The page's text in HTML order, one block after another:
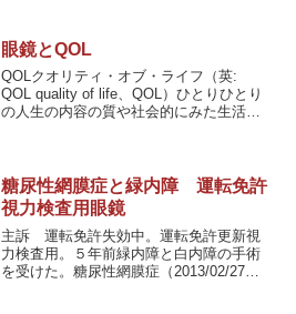
眼鏡とQOL
QOLクオリティ・オブ・ライフ（英:
QOL quality of life、QOL）ひとりひとり
の人生の内容の質や社会的にみた生活の
く関わり合いを持ちます。
糖尿性網膜症と緑内障 運転免許
視力検査用眼鏡
主訴 運転免許失効中。運転免許更新視
力検査用。５年前緑内障と白内障の手術
を受けた。糖尿性網膜症（2013/02/27）